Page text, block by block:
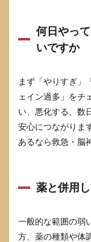
何日やっ
いですか
まず「やりすぎ」
ェイン過多」をチ
い、悪化する、数
安心につながりま
あるなら救急・脳
薬と併用
一般的な範囲の弱
方、薬の種類や体